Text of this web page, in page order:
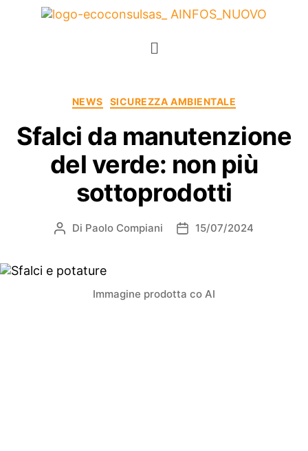
NEWS SICUREZZA AMBIENTALE
Sfalci da manutenzione
del verde: non più
sottoprodotti
Di Paolo Compiani 15/07/2024
Immagine prodotta co AI